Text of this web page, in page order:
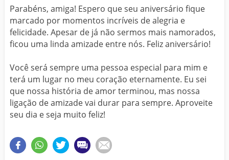
Parabéns, amiga! Espero que seu aniversário fique
marcado por momentos incríveis de alegria e
felicidade. Apesar de já não sermos mais namorados,
ficou uma linda amizade entre nós. Feliz aniversário!
Você será sempre uma pessoa especial para mim e
terá um lugar no meu coração eternamente. Eu sei
que nossa história de amor terminou, mas nossa
ligação de amizade vai durar para sempre. Aproveite
seu dia e seja muito feliz!